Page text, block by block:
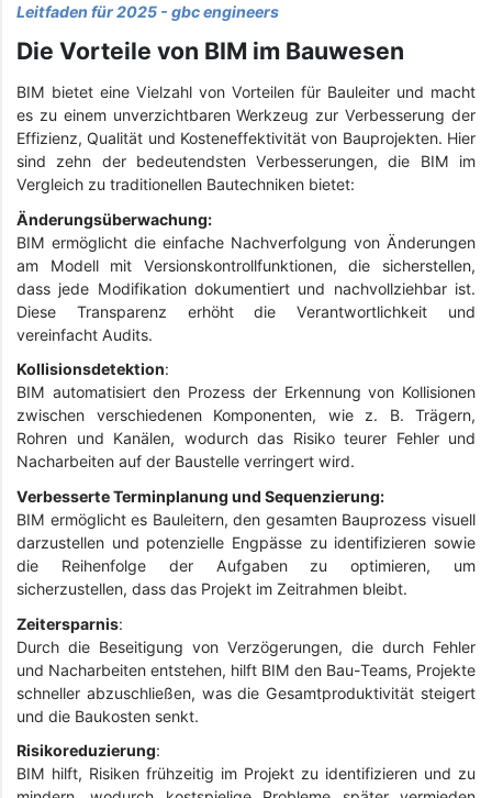
Leitfaden für 2025 - gbc engineers
Die Vorteile von BIM im Bauwesen
BIM bietet eine Vielzahl von Vorteilen für Bauleiter und macht
es zu einem unverzichtbaren Werkzeug zur Verbesserung der
Effizienz, Qualität und Kosteneffektivität von Bauprojekten. Hier
sind zehn der bedeutendsten Verbesserungen, die BIM im
Vergleich zu traditionellen Bautechniken bietet:
Änderungsüberwachung:
BIM ermöglicht die einfache Nachverfolgung von Änderungen
am Modell mit Versionskontrollfunktionen, die sicherstellen,
dass jede Modifikation dokumentiert und nachvollziehbar ist.
Diese Transparenz erhöht die Verantwortlichkeit und
vereinfacht Audits.
Kollisionsdetektion:
BIM automatisiert den Prozess der Erkennung von Kollisionen
zwischen verschiedenen Komponenten, wie z. B. Trägern,
Rohren und Kanälen, wodurch das Risiko teurer Fehler und
Nacharbeiten auf der Baustelle verringert wird.
Verbesserte Terminplanung und Sequenzierung:
BIM ermöglicht es Bauleitern, den gesamten Bauprozess visuell
darzustellen und potenzielle Engpässe zu identifizieren sowie
die Reihenfolge der Aufgaben zu optimieren, um
sicherzustellen, dass das Projekt im Zeitrahmen bleibt.
Zeitersparnis:
Durch die Beseitigung von Verzögerungen, die durch Fehler
und Nacharbeiten entstehen, hilft BIM den Bau-Teams, Projekte
schneller abzuschließen, was die Gesamtproduktivität steigert
und die Baukosten senkt.
Risikoreduzierung:
BIM hilft, Risiken frühzeitig im Projekt zu identifizieren und zu